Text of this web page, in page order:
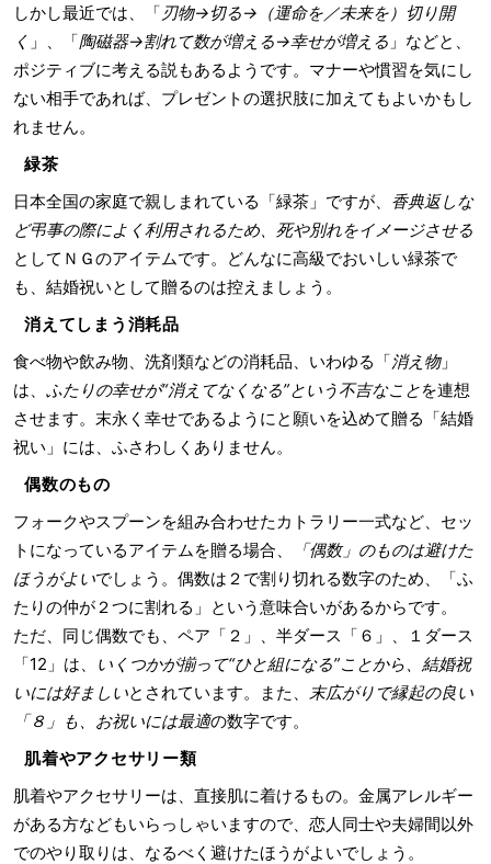
しかし最近では、「 刃物→切る→（運命を／未来を）切り開
く 」、「陶磁器→割れて数が増える→幸せが増える 」などと、
ポジティブに考える説もあるようです。マナーや慣習を気にし
ない相手であれば、プレゼントの選択肢に加えてもよいかもし
れません。
緑茶
日本全国の家庭で親しまれている「緑茶」ですが、 香典返しな
ど弔事の際によく利用されるため、死や別れをイメージさせる
としてＮＧのアイテムです。どんなに高級でおいしい緑茶で
も、結婚祝いとして贈るのは控えましょう。
消えてしまう消耗品
食べ物や飲み物、洗剤類などの消耗品、いわゆる「消え物」
は、 ふたりの幸せが“消えてなくなる”という不吉なことを連想
させます。末永く幸せであるようにと願いを込めて贈る「結婚
祝い」には、ふさわしくありません。
偶数のもの
フォークやスプーンを組み合わせたカトラリー一式など、セッ
トになっているアイテムを贈る場合、
「偶数」のものは避けた
ほうがよいでしょう。偶数は２で割り切れる数字のため、「ふ
たりの仲が２つに割れる」という意味合いがあるからです。
ただ、同じ偶数でも、ペア「２」、半ダース「６」、１ダース
「12」は、
いくつかが揃って“ひと組になる”ことから、結婚祝
いには好ましいとされています。また、
末広がりで縁起の良い
「８」も、お祝いには最適の数字です。
肌着やアクセサリー類
肌着やアクセサリーは、直接肌に着けるもの。金属アレルギー
がある方などもいらっしゃいますので、恋人同士や夫婦間以外
でのやり取りは、なるべく避けたほうがよいでしょう。